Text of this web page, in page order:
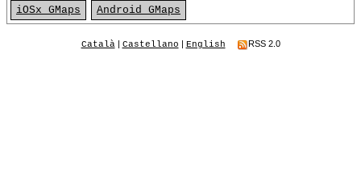
iOSx GMaps Android GMaps
Català | Castellano | English RSS 2.0